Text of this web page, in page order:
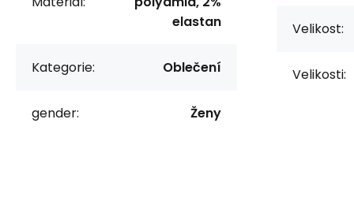
elastan
Kategorie: Oblečení
gender: Ženy
Velikost:
Velikosti: